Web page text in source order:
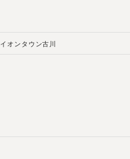
イオンタウン古川